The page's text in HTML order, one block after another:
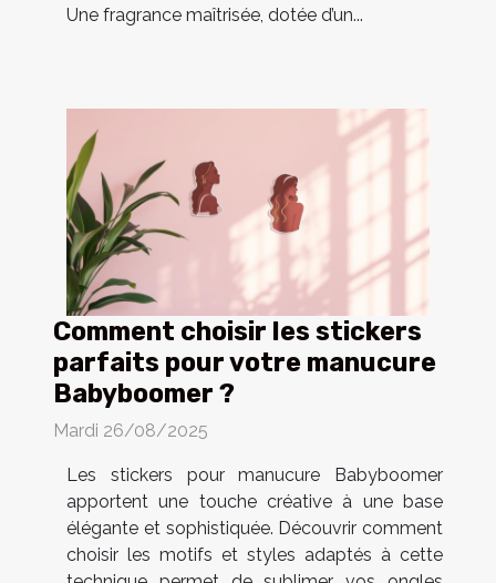
Une fragrance maîtrisée, dotée d’un...
Comment choisir les stickers
parfaits pour votre manucure
Babyboomer ?
Mardi 26/08/2025
Les stickers pour manucure Babyboomer
apportent une touche créative à une base
élégante et sophistiquée. Découvrir comment
choisir les motifs et styles adaptés à cette